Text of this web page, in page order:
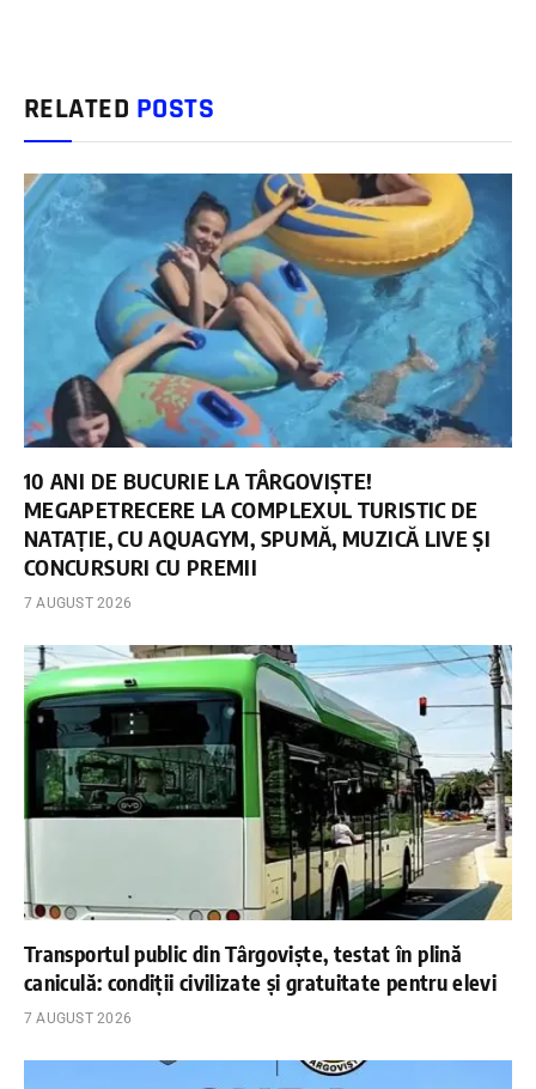
RELATED POSTS
10 ANI DE BUCURIE LA TÂRGOVIȘTE!
MEGAPETRECERE LA COMPLEXUL TURISTIC DE
NATAȚIE, CU AQUAGYM, SPUMĂ, MUZICĂ LIVE ȘI
CONCURSURI CU PREMII
7 AUGUST 2026
Transportul public din Târgoviște, testat în plină
caniculă: condiții civilizate și gratuitate pentru elevi
7 AUGUST 2026